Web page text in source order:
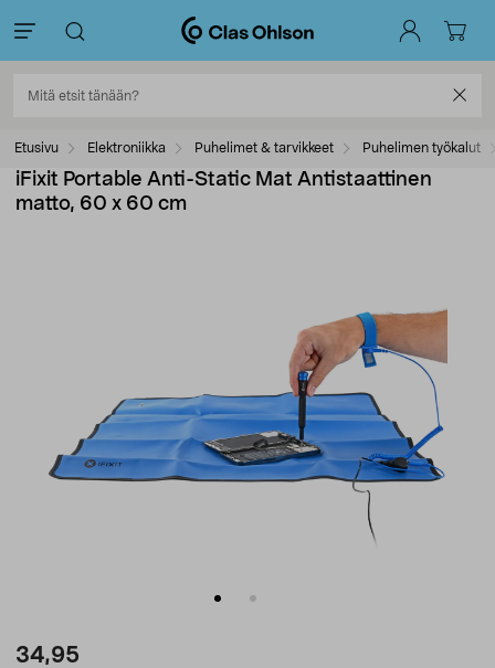
Etusivu Elektroniikka Puhelimet & tarvikkeet Puhelimen työkalut
iFixit Portable Anti-Static Mat Antistaattinen
matto, 60 x 60 cm
34,95